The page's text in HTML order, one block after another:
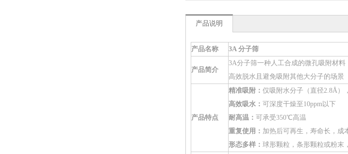
产品说明
产品名称 3A 分子筛
产品简介
3A分子筛一种人工合成的微孔吸附材
高效脱水且避免吸附其他大分子的场景
产品特点
精准吸附： 仅吸附水分子（直径2.8Å）
高效吸水： 可深度干燥至10ppm以下
耐高温： 可承受350℃高温
重复使用： 加热后可再生，寿命长，成
形态多样： 球形颗粒，条形颗粒或粉末